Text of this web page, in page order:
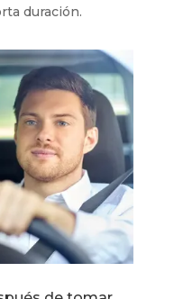
duración.